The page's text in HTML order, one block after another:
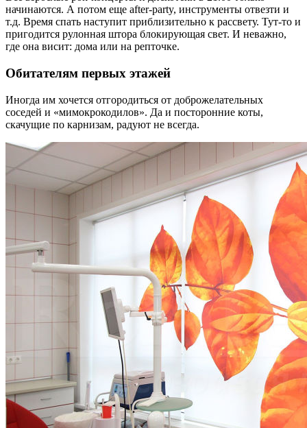
начинаются. А потом еще after-party, инструменты отвезти и
т.д. Время спать наступит приблизительно к рассвету. Тут-то и
пригодится рулонная штора блокирующая свет. И неважно,
где она висит: дома или на репточке.
Обитателям первых этажей
Иногда им хочется отгородиться от доброжелательных
соседей и «мимокрокодилов». Да и посторонние коты,
скачущие по карнизам, радуют не всегда.